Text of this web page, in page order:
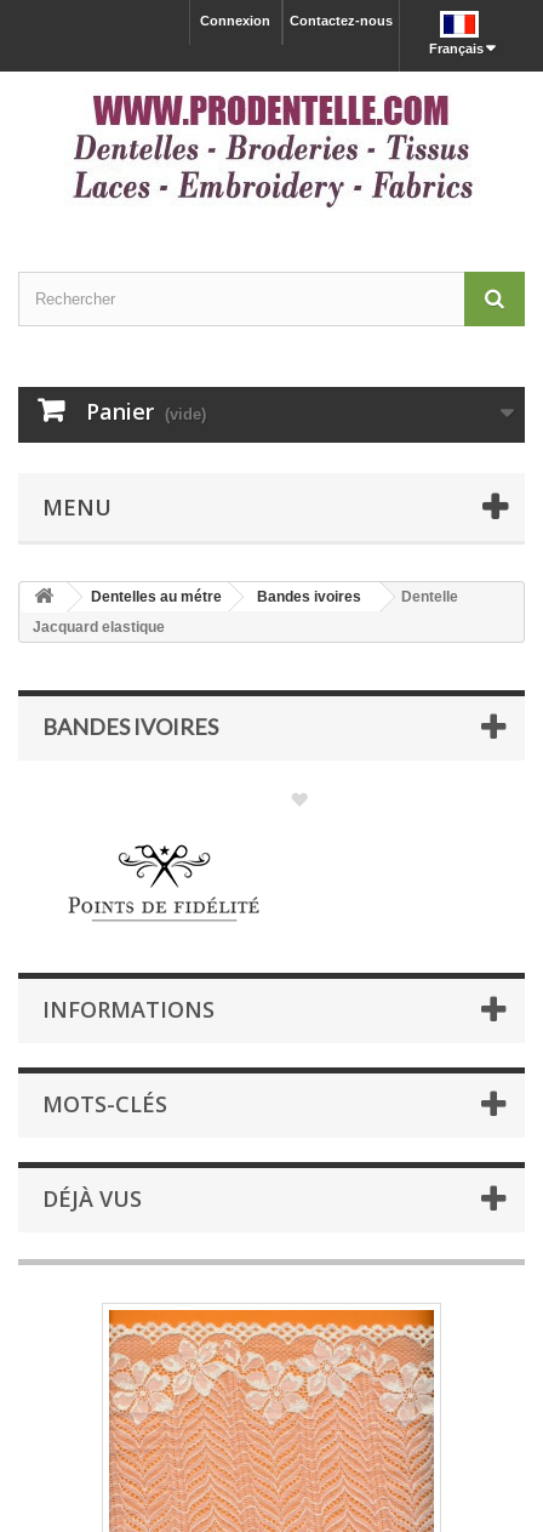
Français
Contactez-nous
Connexion
Panier (vide)
MENU
Dentelles au métre Bandes ivoires
Dentelle
Jacquard elastique
BANDES IVOIRES
INFORMATIONS
MOTS-CLÉS
DÉJÀ VUS